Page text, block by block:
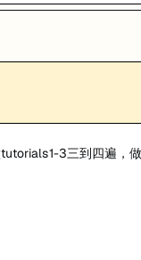
3三到四遍